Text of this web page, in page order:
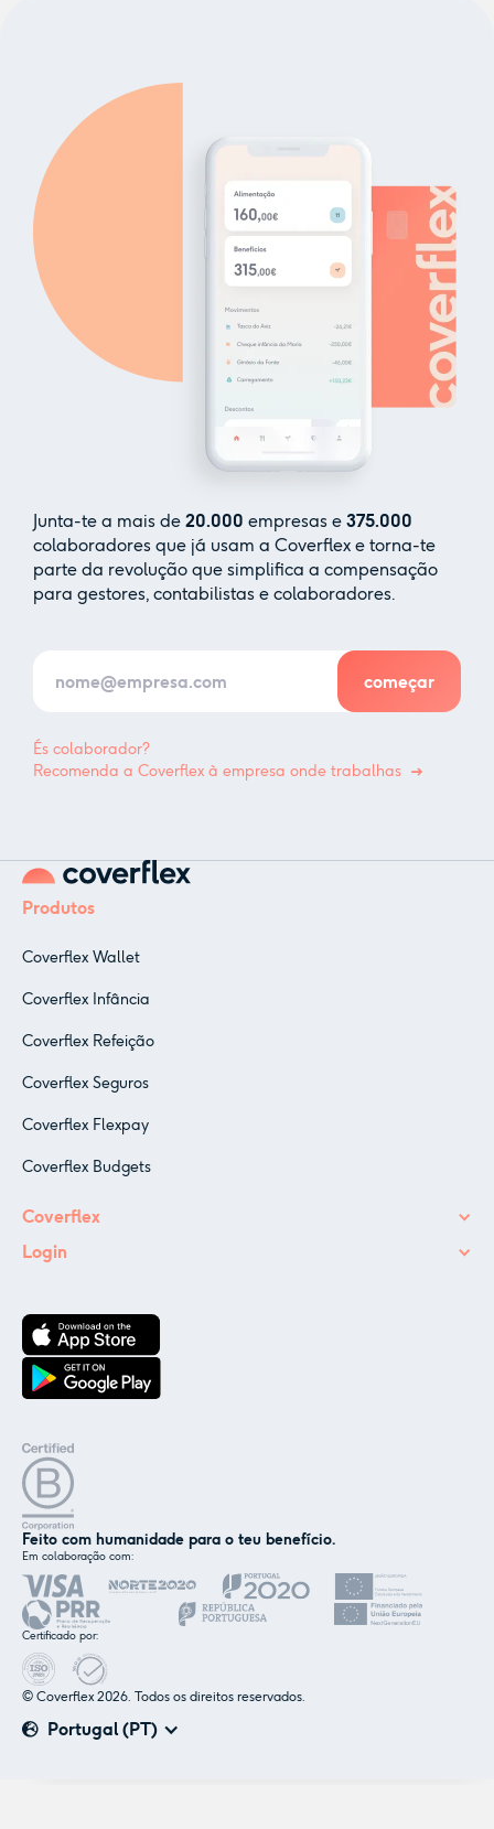
Junta-te a mais de 20.000 empresas e 375.000
colaboradores que já usam a Coverflex e torna-te
parte da revolução que simplifica a compensação
para gestores, contabilistas e colaboradores.
És colaborador?
Recomenda a Coverflex à empresa onde trabalhas
Produtos
Coverflex Wallet
Coverflex Infância
Coverflex Refeição
Coverflex Seguros
Coverflex Flexpay
Coverflex Budgets
Coverflex
Login
Feito com humanidade para o teu benefício.
Em colaboração com:
Certificado por:
Portugal (PT)
© Coverflex 2026. Todos os direitos reservados.
Nós e os nossos parceiros usamos cookies ou
tecnologias semelhantes, conforme
mencionado na
Aceitar